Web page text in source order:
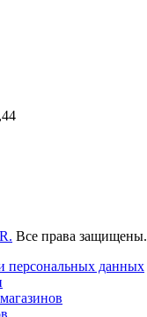
Все права защищены.
персональных данных